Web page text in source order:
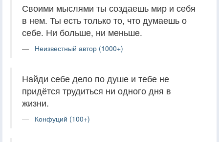
Своими мыслями ты создаешь мир и себя
в нем. Ты есть только то, что думаешь о
себе. Ни больше, ни меньше.
Неизвестный автор (1000+)
Найди себе дело по душе и тебе не
придётся трудиться ни одного дня в
жизни.
Конфуций (100+)